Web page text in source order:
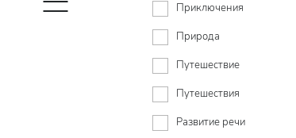
Приключения
Природа
Путешествие
Путешествия
Развитие речи